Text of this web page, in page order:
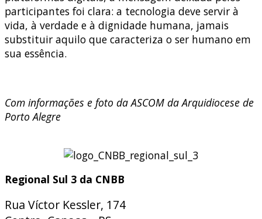
participantes foi clara: a tecnologia deve servir à
vida, à verdade e à dignidade humana, jamais
substituir aquilo que caracteriza o ser humano em
sua essência.
Com informações e foto da ASCOM da Arquidiocese de
Porto Alegre
Regional Sul 3 da CNBB
Rua Víctor Kessler, 174